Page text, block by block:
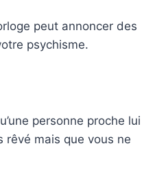
peut annoncer des
psychisme.
personne proche lui
rêvé mais que vous ne